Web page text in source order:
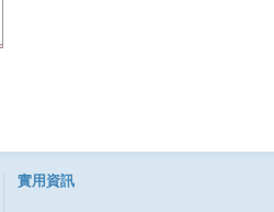
實用資訊